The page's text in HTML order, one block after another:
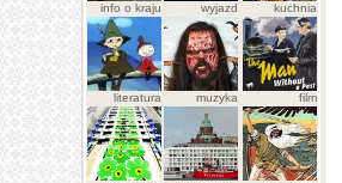
info o kraju wyjazd kuchnia
literatura muzyka film